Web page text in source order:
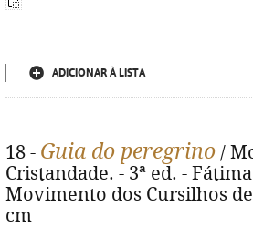
ADICIONAR À LISTA
18 - Guia do peregrino /
Cristandade. - 3ª ed. -
Movimento dos Cursilhos
cm